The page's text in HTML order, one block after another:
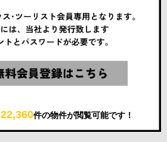
22,360件の物件が閲覧可能です！